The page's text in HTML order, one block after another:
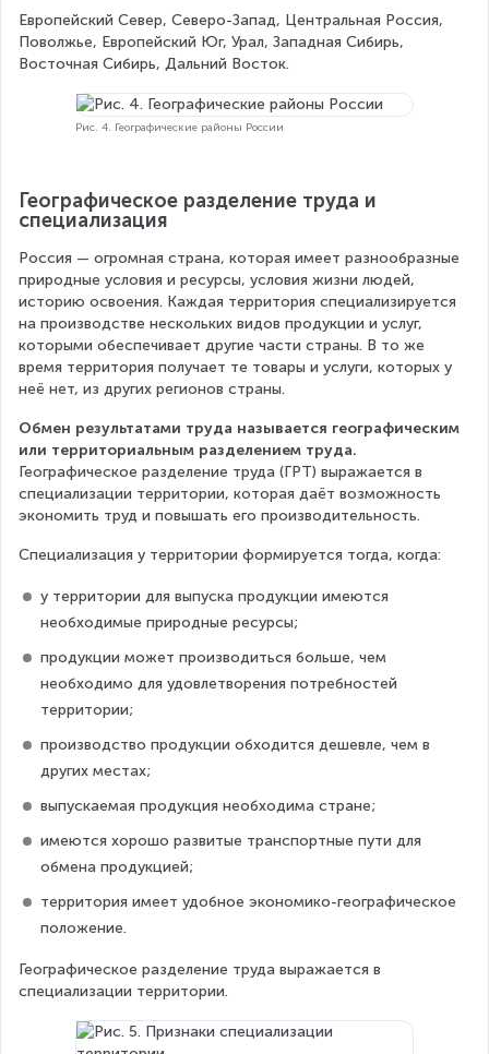
Европейский Север, Северо-Запад, Центральная Россия,
Поволжье, Европейский Юг, Урал, Западная Сибирь,
Восточная Сибирь, Дальний Восток.
Рис. 4. Географические районы России
Географическое разделение труда и
специализация
Россия — огромная страна, которая имеет разнообразные
природные условия и ресурсы, условия жизни людей,
историю освоения. Каждая территория специализируется
на производстве нескольких видов продукции и услуг,
которыми обеспечивает другие части страны. В то же
время территория получает те товары и услуги, которых у
неё нет, из других регионов страны.
Обмен результатами труда называется географическим
или территориальным разделением труда.
Географическое разделение труда (ГРТ) выражается в
специализации территории, которая даёт возможность
экономить труд и повышать его производительность.
Специализация у территории формируется тогда, когда:
у территории для выпуска продукции имеются
необходимые природные ресурсы;
продукции может производиться больше, чем
необходимо для удовлетворения потребностей
территории;
производство продукции обходится дешевле, чем в
других местах;
выпускаемая продукция необходима стране;
имеются хорошо развитые транспортные пути для
обмена продукцией;
территория имеет удобное экономико-географическое
положение.
Географическое разделение труда выражается в
специализации территории.